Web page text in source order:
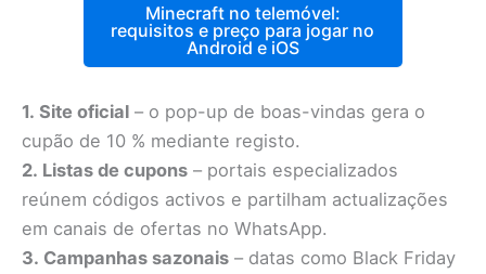
Minecraft no telemóvel:
requisitos e preço para jogar no
Android e iOS
1. Site oficial – o pop-up de boas-vindas gera o
cupão de 10 % mediante registo.
2. Listas de cupons – portais especializados
reúnem códigos activos e partilham actualizações
em canais de ofertas no WhatsApp.
3. Campanhas sazonais – datas como Black Friday